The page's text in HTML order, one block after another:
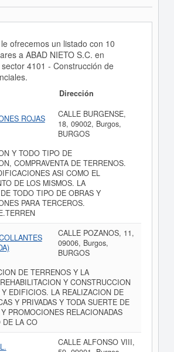
ofrecemos un listado con 10
a ABAD NIETO S.C. en
4101 - Construcción de
Dirección
ROJAS
CALLE BURGENSE,
18, 09002, Burgos,
BURGOS
Y TODO TIPO DE
COMPRAVENTA DE TERRENOS.
ASI COMO EL
DE LOS MISMOS. LA
TODO TIPO DE OBRAS Y
PARA TERCEROS.
CALLE POZANOS, 11,
09006, Burgos,
BURGOS
DE TERRENOS Y LA
Y CONSTRUCCION
Y EDIFICIOS. LA REALIZACION DE
Y PRIVADAS Y TODA SUERTE DE
PROMOCIONES RELACIONADAS
DE LA CO
CALLE ALFONSO VIII,